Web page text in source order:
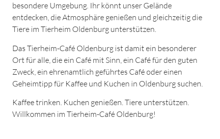
besondere Umgebung. Ihr könnt unser Gelände
entdecken, die Atmosphäre genießen und gleichzeitig die
Tiere im Tierheim Oldenburg unterstützen.
Das Tierheim-Café Oldenburg ist damit ein besonderer
Ort für alle, die ein Café mit Sinn, ein Café für den guten
Zweck, ein ehrenamtlich geführtes Café oder einen
Geheimtipp für Kaffee und Kuchen in Oldenburg suchen.
Kaffee trinken. Kuchen genießen. Tiere unterstützen.
Willkommen im Tierheim-Café Oldenburg!